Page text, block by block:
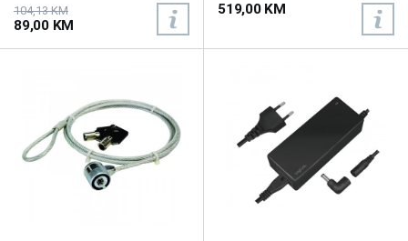
104,13 KM
89,00 KM
519,00 KM